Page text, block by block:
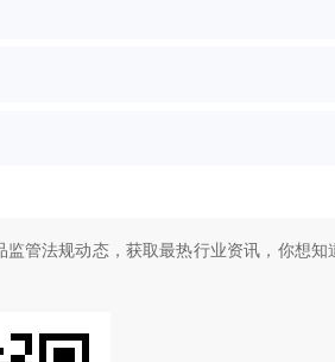
管法规动态，获取最热行业资讯， 你想知